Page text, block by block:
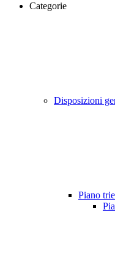
Categorie
Disposizioni
Piano